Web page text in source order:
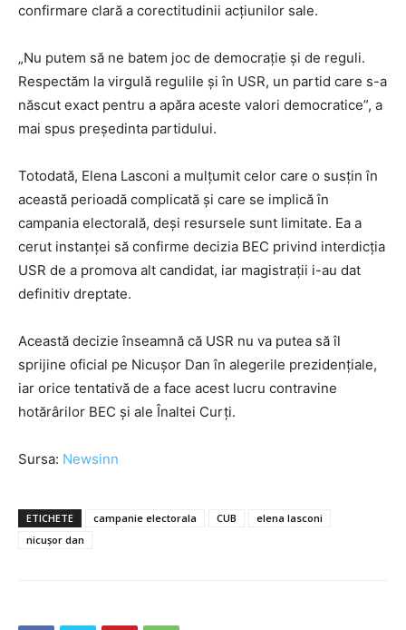
confirmare clară a corectitudinii acțiunilor sale.
„Nu putem să ne batem joc de democrație și de reguli.
Respectăm la virgulă regulile și în USR, un partid care s-a
născut exact pentru a apăra aceste valori democratice”, a
mai spus președinta partidului.
Totodată, Elena Lasconi a mulțumit celor care o susțin în
această perioadă complicată și care se implică în
campania electorală, deși resursele sunt limitate. Ea a
cerut instanței să confirme decizia BEC privind interdicția
USR de a promova alt candidat, iar magistrații i-au dat
definitiv dreptate.
Această decizie înseamnă că USR nu va putea să îl
sprijine oficial pe Nicușor Dan în alegerile prezidențiale,
iar orice tentativă de a face acest lucru contravine
hotărârilor BEC și ale Înaltei Curți.
Sursa: Newsinn
ETICHETE campanie electorala CUB
elena lasconi
nicușor dan